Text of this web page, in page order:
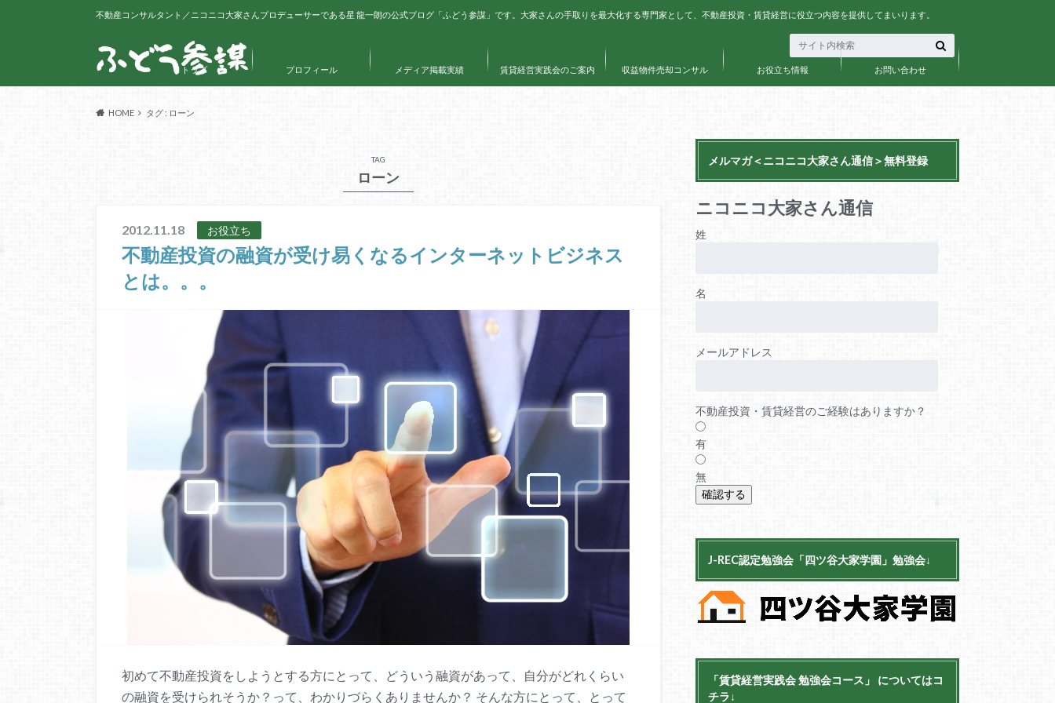
不動産コンサルタント／ニコニコ大家さんプロデューサーである星 龍一朗の公式ブログ「ふどう参謀」です。大家さんの手取りを最大化する専門家として、不動産投資・賃貸経営に役立つ内容を提供してまいります。
トップ プロフィール メディア掲載実績 賃貸経営実践会のご案内 収益物件売却コンサル お役立ち情報 お問い合わせ
HOME タグ : ローン
TAG
ローン
2012.11.18 お役立ち
不動産投資の融資が受け易くなるインターネットビジネス
とは。。。
初めて不動産投資をしようとする方にとって、どういう融資があって、自分がどれくらい
の融資を受けられそうか？って、わかりづらくありませんか？ そんな方にとって、とって
メルマガ＜ニコニコ大家さん通信＞無料登録
ニコニコ大家さん通信
姓
名
メールアドレス
不動産投資・賃貸経営のご経験はありますか？
有
無
J-REC認定勉強会「四ツ谷大家学園」勉強会↓
「賃貸経営実践会 勉強会コース」 についてはコ
チラ↓